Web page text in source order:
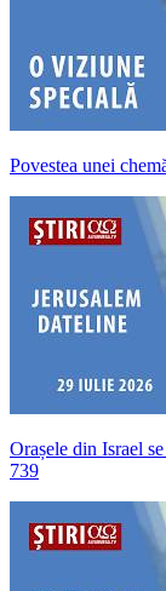
Povestea unei
Orașele din Israel
739